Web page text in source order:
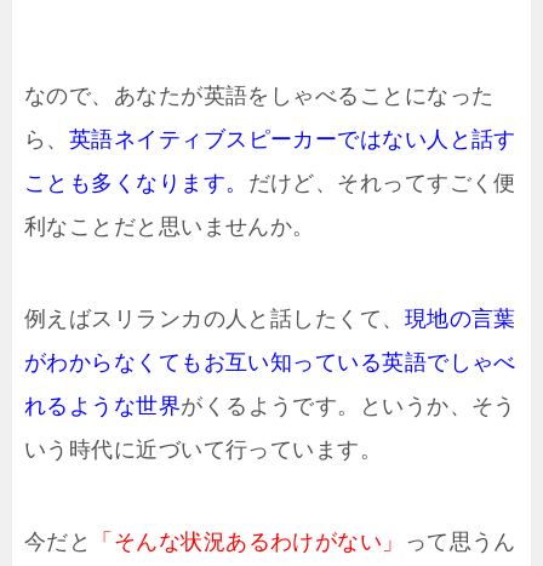
なので、あなたが英語をしゃべることになった
ら、 英語ネイティブスピーカーではない人と話す
ことも多くなります。 だけど、それってすごく便
利なことだと思いませんか。
例えばスリランカの人と話したくて、 現地の言葉
がわからなくてもお互い知っている英語でしゃべ
れるような世界がくるようです。というか、そう
いう時代に近づいて行っています。
今だと 「そんな状況あるわけがない」
って思うん